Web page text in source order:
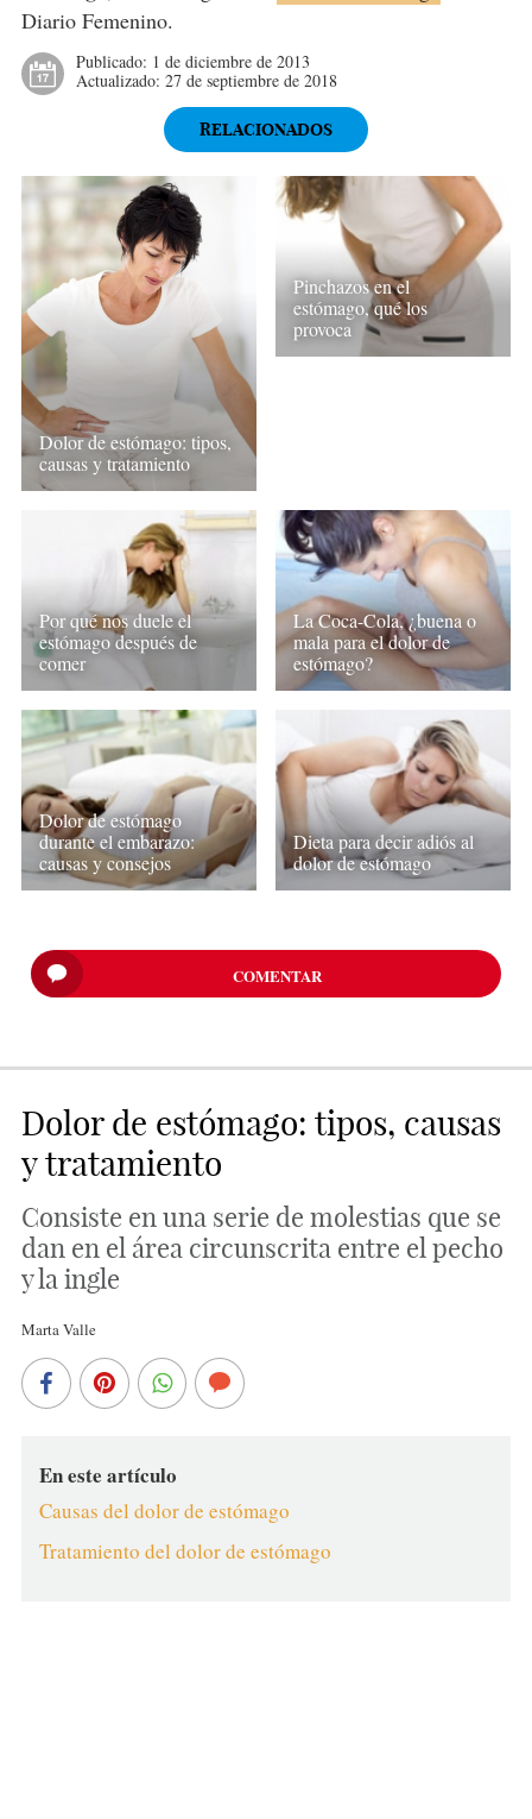
Diario Femenino.
Publicado: 1 de diciembre de 2013
Actualizado: 27 de septiembre de 2018
RELACIONADOS
Dolor de estómago: tipos,
causas y tratamiento
Pinchazos en el
estómago, qué los
provoca
Por qué nos duele el
estómago después de
comer
La Coca-Cola, ¿buena o
mala para el dolor de
estómago?
Dolor de estómago
durante el embarazo:
causas y consejos
Dieta para decir adiós al
dolor de estómago
COMENTAR
Dolor de estómago: tipos, causas
y tratamiento
Consiste en una serie de molestias que se
dan en el área circunscrita entre el pecho
y la ingle
Marta Valle
En este artículo
Causas del dolor de estómago
Tratamiento del dolor de estómago